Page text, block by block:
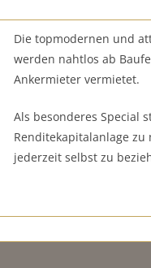
Die topmodernen und
werden nahtlos ab
Ankermieter vermietet.
Als besonderes Special
Renditekapitalanlage
jederzeit selbst zu